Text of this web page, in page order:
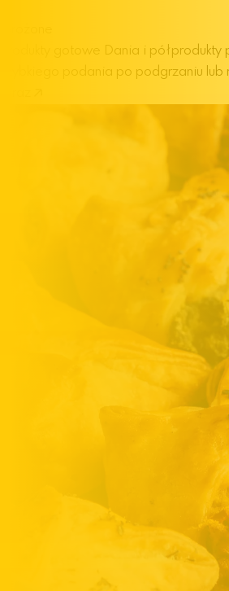
produkty gotowe Dania i półprodukty
szybkiego podania po podgrzaniu lub